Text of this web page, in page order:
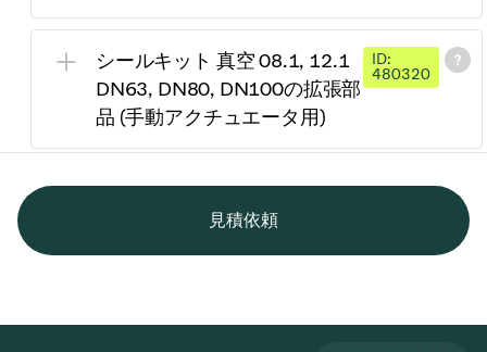
シールキット 真空 08.1, 12.1
DN63, DN80, DN100の拡張部
品 (手動アクチュエータ用)
ID:
480320
見積依頼